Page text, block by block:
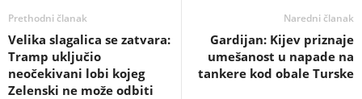
Prethodni članak
Velika slagalica se zatvara:
Tramp uključio
neočekivani lobi kojeg
Zelenski ne može odbiti
Naredni članak
Gardijan: Kijev priznaje
umešanost u napade na
tankere kod obale Turske